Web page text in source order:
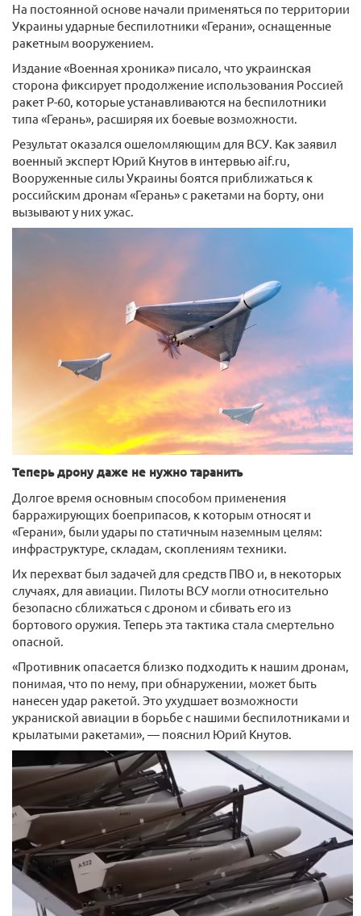
На постоянной основе начали применяться по территории
Украины ударные беспилотники «Герани», оснащенные
ракетным вооружением.
Издание «Военная хроника» писало, что украинская
сторона фиксирует продолжение использования Россией
ракет Р-60, которые устанавливаются на беспилотники
типа «Герань», расширяя их боевые возможности.
Результат оказался ошеломляющим для ВСУ. Как заявил
военный эксперт Юрий Кнутов в интервью aif.ru,
Вооруженные силы Украины боятся приближаться к
российским дронам «Герань» с ракетами на борту, они
вызывают у них ужас.
Теперь дрону даже не нужно таранить
Долгое время основным способом применения
барражирующих боеприпасов, к которым относят и
«Герани», были удары по статичным наземным целям:
инфраструктуре, складам, скоплениям техники.
Их перехват был задачей для средств ПВО и, в некоторых
случаях, для авиации. Пилоты ВСУ могли относительно
безопасно сближаться с дроном и сбивать его из
бортового оружия. Теперь эта тактика стала смертельно
опасной.
«Противник опасается близко подходить к нашим дронам,
понимая, что по нему, при обнаружении, может быть
нанесен удар ракетой. Это ухудшает возможности
украниской авиации в борьбе с нашими беспилотниками и
крылатыми ракетами», — пояснил Юрий Кнутов.